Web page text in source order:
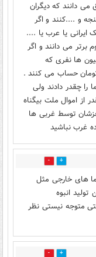
دانند که دیگران
و ....کنند و اگر
ایرانی یا عرب یا ....
می دانند و اگر
ها نفری که
حساب می کنند .
را چقدر دادند ولی
از اموال ملت بیگناه
توسط غربی ها
غرب نباشید
3
های خارجی مثل
انبوه
متوجه نیستی نظر
13